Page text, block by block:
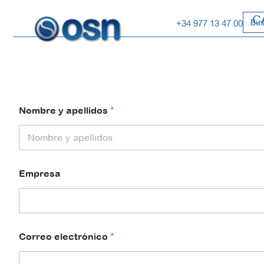
+34 977 13 47 00
l
e
ó
n
i
o
G
Nombre y apellidos *
Empresa
Correo electrónico *